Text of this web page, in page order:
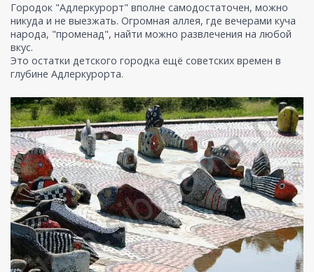
Городок "Адлеркурорт" вполне самодостаточен, можно
никуда и не выезжать. Огромная аллея, где вечерами куча
народа, "променад", найти можно развлечения на любой
вкус.
Это остатки детского городка ещё советских времен в
глубине Адлеркурорта.